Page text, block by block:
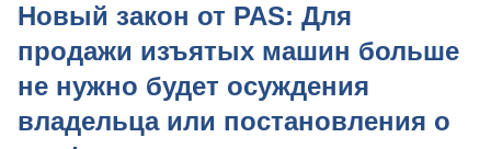
Новый закон от PAS: Для
продажи изъятых машин больше
не нужно будет осуждения
владельца или постановления о